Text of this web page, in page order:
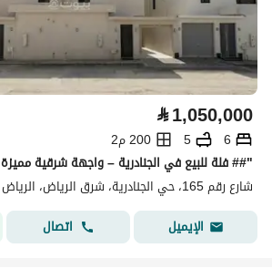
⃁1,050,000
6
5
200 م2
"## فلة للبيع في الجنادرية – واجهة شرقية مميزة
شارع رقم 165، حي الجنادرية، شرق الرياض، الرياض
الإيميل
اتصال